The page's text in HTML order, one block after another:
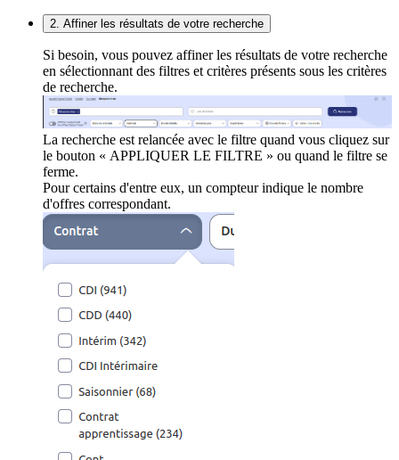
2. Affiner les résultats de votre recherche
Si besoin, vous pouvez affiner les résultats de votre recherche
en sélectionnant des filtres et critères présents sous les critères
de recherche.
La recherche est relancée avec le filtre quand vous cliquez sur
le bouton « APPLIQUER LE FILTRE » ou quand le filtre se
ferme.
Pour certains d'entre eux, un compteur indique le nombre
d'offres correspondant.